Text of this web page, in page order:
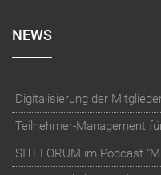
NEWS
SITEFORUM im Podcast